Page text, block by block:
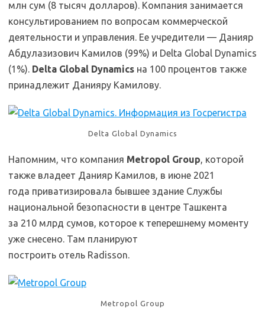
млн сум (8 тысяч долларов). Компания занимается
консультированием по вопросам коммерческой
деятельности и управления. Ее учредители — Данияр
Абдулазизович Камилов (99%) и Delta Global Dynamics
(1%). Delta Global Dynamics на 100 процентов также
принадлежит Данияру Камилову.
Delta Global Dynamics
Напомним, что компания Metropol Group, которой
также владеет Данияр Камилов, в июне 2021
года приватизировала бывшее здание Службы
национальной безопасности в центре Ташкента
за 210 млрд сумов, которое к теперешнему моменту
уже снесено. Там планируют
построить отель Radisson.
Metropol Group